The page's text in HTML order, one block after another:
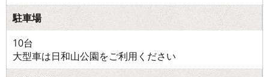
駐車場
10台
大型車は日和山公園をご利用ください